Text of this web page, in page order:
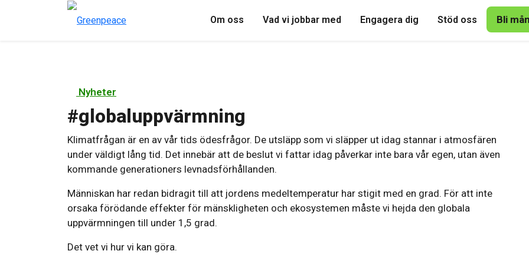
Om oss Vad vi jobbar med Engagera dig Stöd oss Bli
Nyheter
#globaluppvärmning
Klimatfrågan är en av vår tids ödesfrågor. De utsläpp som vi släpper ut idag stannar i atmosfären
under väldigt lång tid. Det innebär att de beslut vi fattar idag påverkar inte bara vår egen, utan även
kommande generationers levnadsförhållanden.
Människan har redan bidragit till att jordens medeltemperatur har stigit med en grad. För att inte
orsaka förödande effekter för mänskligheten och ekosystemen måste vi hejda den globala
uppvärmningen till under 1,5 grad.
Det vet vi hur vi kan göra.